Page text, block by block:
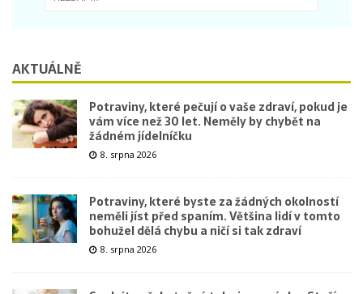
AKTUÁLNĚ
Potraviny, které pečují o vaše zdraví, pokud je
vám více než 30 let. Neměly by chybět na
žádném jídelníčku
8. srpna 2026
Potraviny, které byste za žádných okolností
neměli jíst před spaním. Většina lidí v tomto
bohužel dělá chybu a ničí si tak zdraví
8. srpna 2026